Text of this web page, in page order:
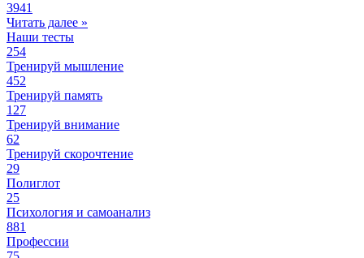
3941
Читать далее »
Наши тесты
254
Тренируй мышление
452
Тренируй память
127
Тренируй внимание
62
Тренируй скорочтение
29
Полиглот
25
Психология и самоанализ
881
Профессии